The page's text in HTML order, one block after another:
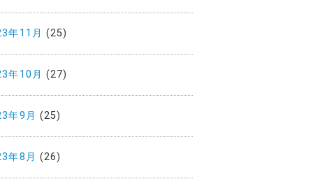
年11月 (25)
年10月 (27)
年9月 (25)
年8月 (26)